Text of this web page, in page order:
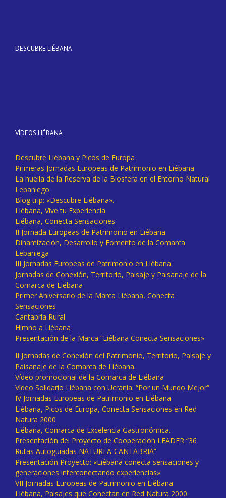
DESCUBRE LIÉBANA
VÍDEOS LIÉBANA
Descubre Liébana y Picos de Europa
Primeras Jornadas Europeas de Patrimonio en Liébana
La huella de la Reserva de la Biosfera en el Entorno Natural
Lebaniego
Blog trip: «Descubre Liébana».
Liébana, Vive tu Experiencia
Liébana, Conecta Sensaciones
II Jornada Europeas de Patrimonio en Liébana
Dinamización, Desarrollo y Fomento de la Comarca
Lebaniega
III Jornadas Europeas de Patrimonio en Liébana
Jornadas de Conexión, Territorio, Paisaje y Paisanaje de la
Comarca de Liébana
Primer Aniversario de la Marca Liébana, Conecta
Sensaciones
Cantabria Rural
Himno a Liébana
Presentación de la Marca “Liébana Conecta Sensaciones»
II Jornadas de Conexión del Patrimonio, Territorio, Paisaje y
Paisanaje de la Comarca de Liébana.
Vídeo promocional de la Comarca de Liébana
Vídeo Solidario Liébana con Ucrania: “Por un Mundo Mejor”
IV Jornadas Europeas de Patrimonio en Liébana
Liébana, Picos de Europa, Conecta Sensaciones en Red
Natura 2000
Liébana, Comarca de Excelencia Gastronómica.
Presentación del Proyecto de Cooperación LEADER “36
Rutas Autoguiadas NATUREA-CANTABRIA”
Presentación Proyecto: «Liébana conecta sensaciones y
generaciones interconectando experiencias»
VII Jornadas Europeas de Patrimonio en Liébana
Liébana, Paisajes que Conectan en Red Natura 2000